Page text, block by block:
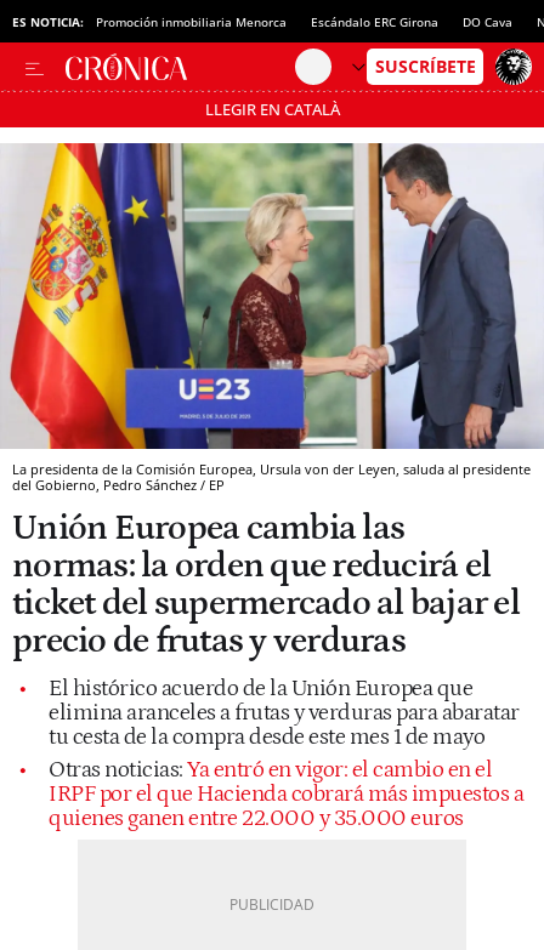
ES NOTICIA: Promoción inmobiliaria Menorca Escándalo ERC Girona DO Cava
LLEGIR EN CATALÀ
Pásate al MODO AHORRO
La presidenta de la Comisión Europea, Ursula von der Leyen, saluda al presidente
del Gobierno, Pedro Sánchez / EP
Unión Europea cambia las
normas: la orden que reducirá el
ticket del supermercado al bajar el
precio de frutas y verduras
El histórico acuerdo de la Unión Europea que
elimina aranceles a frutas y verduras para abaratar
tu cesta de la compra desde este mes 1 de mayo
Otras noticias:Ya entró en vigor: el cambio en el
IRPF por el que Hacienda cobrará más impuestos a
quienes ganen entre 22.000 y 35.000 euros